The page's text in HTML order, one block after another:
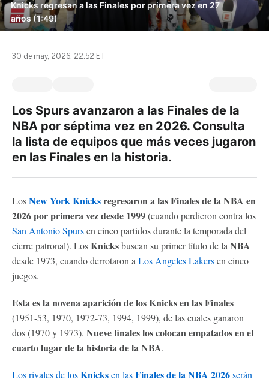
Knicks regresan a las Finales por primera vez en 27
años (1:49)
30 de may, 2026, 22:52 ET
Los Spurs avanzaron a las Finales de la
NBA por séptima vez en 2026. Consulta
la lista de equipos que más veces jugaron
en las Finales en la historia.
LosNew York Knicksregresaron a las Finales de la NBA en
2026 por primera vez desde 1999(cuando perdieron contra los
San Antonio Spursen cinco partidos durante la temporada del
cierre patronal). LosKnicksbuscan su primer título de la NBA
desde 1973, cuando derrotaron a Los Angeles Lakersen cinco
juegos.
Esta es la novena aparición de los Knicks en las Finales
(1951-53, 1970, 1972-73, 1994, 1999), de las cuales ganaron
dos (1970 y 1973). Nueve finales los colocan empatados en el
cuarto lugar de la historia de la NBA.
Los rivales de losKnicksen lasFinales de la NBA 2026serán